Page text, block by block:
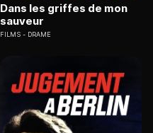
Dans les griffes de mon
sauveur
FILMS DRAME